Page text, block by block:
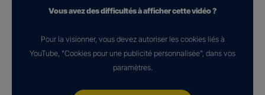
Vous avez des difficultés à afficher cette vidéo ?
Pour la visionner, vous devez autoriser les cookies liés à
YouTube, "Cookies pour une publicité personnalisée", dans vos
paramètres.